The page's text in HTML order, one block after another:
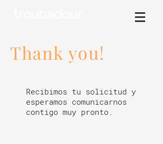
Thank you!
Recibimos tu solicitud y
esperamos comunicarnos
contigo muy pronto.